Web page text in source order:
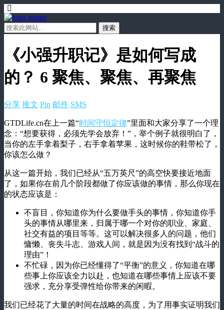
《小强升职记》是如何写成
的？ 6 聚焦、聚焦、再聚焦
分享 推文 Pin 邮件 SMS
GTDLife.cn在上一篇“时间守恒定律”里面和大家分享了一个理
念：“想要获得，必须先学会放弃！”，举个例子就很明白了，
当你的左手拿着梨子，右手拿着苹果，这时候你的鞋带松了，
你该怎么做？
从这一篇开始，我们已经从“五万英尺”的高空快要接近地面
了，如果你在前几个阶段都做了你应该做的事情，那么你现在
的状态应该是：
不盲目，你知道你为什么要做手头的事情，你知道你手
头的事情从哪里来，归属于哪一个对你的职业、家庭、
社交有益的项目等等。这可以解决很多人的问题，他们
慵懒、丧失斗志、游戏人间，就是因为没有找到“战斗的
理由”！
不忙碌，因为你已经懂得了“平衡”的意义，你知道在哪
些事上你应该全力以赴，也知道在哪些事情上应该不要
强求，充分享受弹性给你带来的闲暇。
我们已经花了大量的时间在战略的高度，为了用事实证明我们